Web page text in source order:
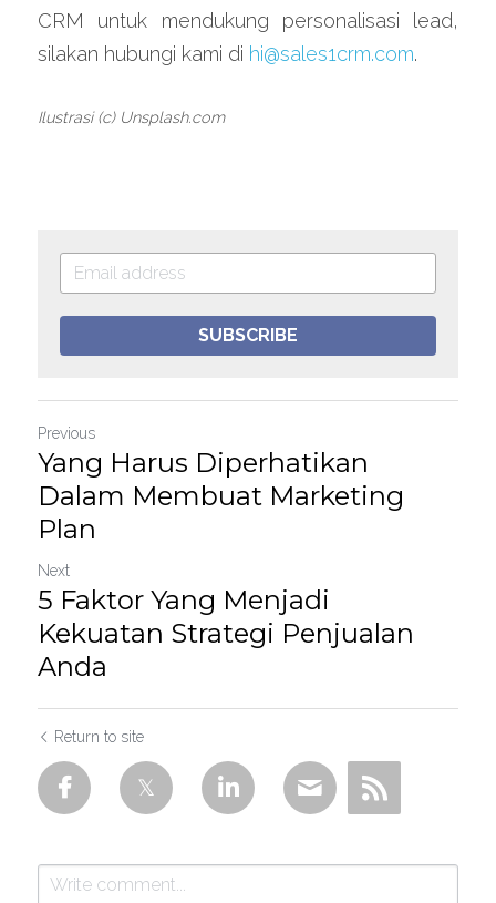
CRM untuk mendukung personalisasi lead,
silakan hubungi kami di hi@sales1crm.com.
Ilustrasi (c) Unsplash.com
SUBSCRIBE
Previous
Yang Harus Diperhatikan
Dalam Membuat Marketing
Plan
Next
5 Faktor Yang Menjadi
Kekuatan Strategi Penjualan
Anda
Return to site